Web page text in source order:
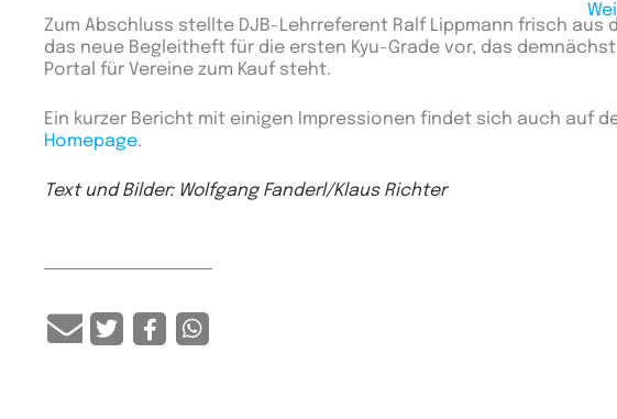
Zum Abschluss stellte DJB-Lehrreferent Ralf Lippmann frisch aus
das neue Begleitheft für die ersten Kyu-Grade vor, das demnächst
Portal für Vereine zum Kauf steht.
Ein kurzer Bericht mit einigen Impressionen findet sich auch auf
Homepage.
Text und Bilder: Wolfgang Fanderl/Klaus Richter